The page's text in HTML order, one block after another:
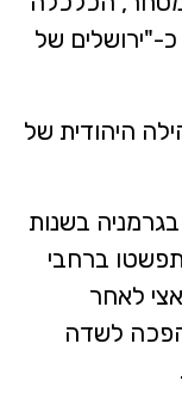
"ירושלים של
היהודית של
בשנות
התפשטו ברחבי
לאחר
הגרמנית ליוון ב-1941, הפכה לשדה